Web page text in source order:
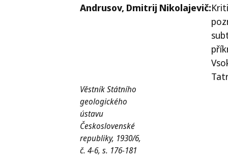
Andrusov, Dmitrij Nikolajevič:
Věstník Státního
geologického
ústavu
Československé
republiky, 1930/6,
č. 4-6, s. 176-181